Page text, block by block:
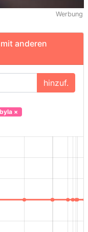
Werbung
anderen
hinzuf.
×